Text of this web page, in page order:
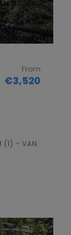
From
€3,520
(1) – VAN